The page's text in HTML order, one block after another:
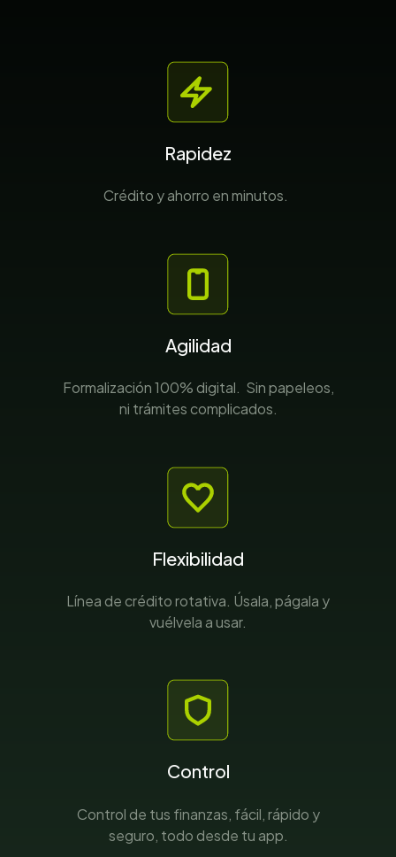
Rapidez
Crédito y ahorro en minutos.
Agilidad
Formalización 100% digital. Sin papeleos,
ni trámites complicados.
Flexibilidad
Línea de crédito rotativa. Úsala, págala y
vuélvela a usar.
Control
Control de tus finanzas, fácil, rápido y
seguro, todo desde tu app.